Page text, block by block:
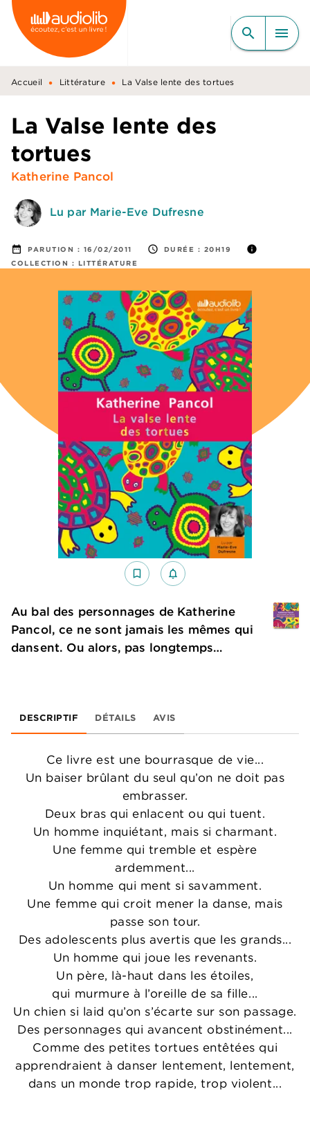
MENU RECHERCHE
CONTENU
PIED DE PAGE
search menu
Accueil • Littérature • La Valse lente des tortues
La Valse lente des
tortues
Katherine Pancol
Lu par Marie-Eve Dufresne
date_range PARUTION : 16/02/2011 access_time DURÉE : 20H19 info
COLLECTION : LITTÉRATURE
bookmark_border notifications_none_outlined
Au bal des personnages de Katherine
Pancol, ce ne sont jamais les mêmes qui
dansent. Ou alors, pas longtemps…
DESCRIPTIF DÉTAILS AVIS
Ce livre est une bourrasque de vie...
Un baiser brûlant du seul qu’on ne doit pas
embrasser.
Deux bras qui enlacent ou qui tuent.
Un homme inquiétant, mais si charmant.
Une femme qui tremble et espère
ardemment...
Un homme qui ment si savamment.
Une femme qui croit mener la danse, mais
passe son tour.
Des adolescents plus avertis que les grands...
Un homme qui joue les revenants.
Un père, là-haut dans les étoiles,
qui murmure à l’oreille de sa fille...
Un chien si laid qu’on s’écarte sur son passage.
Des personnages qui avancent obstinément...
Comme des petites tortues entêtées qui
apprendraient à danser lentement, lentement,
dans un monde trop rapide, trop violent...